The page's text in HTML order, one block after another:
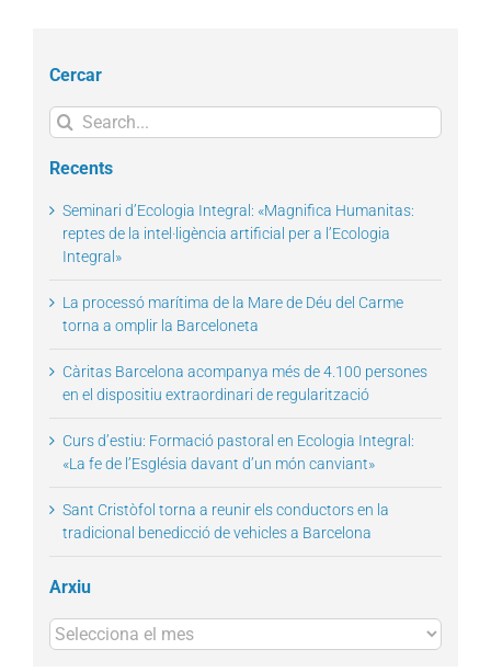
Cercar
Search
for:
Recents
Seminari d’Ecologia Integral: «Magnifica Humanitas:
reptes de la intel·ligència artificial per a l’Ecologia
Integral»
La processó marítima de la Mare de Déu del Carme
torna a omplir la Barceloneta
Càritas Barcelona acompanya més de 4.100 persones
en el dispositiu extraordinari de regularització
Curs d’estiu: Formació pastoral en Ecologia Integral:
«La fe de l’Església davant d’un món canviant»
Sant Cristòfol torna a reunir els conductors en la
tradicional benedicció de vehicles a Barcelona
Arxiu
Arxius